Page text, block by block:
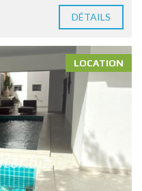
DÉTAILS
LOCATION